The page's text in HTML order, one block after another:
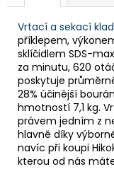
Vrtací a sekací
příklepem,
sklíčidlem SDS-
za minutu, 620
poskytuje
28% účinější
hmotností 7,1 kg.
právem jedním z
hlavně díky
navíc při koupi
kterou od nás
j
e
m
e
BRAVIA
3
II